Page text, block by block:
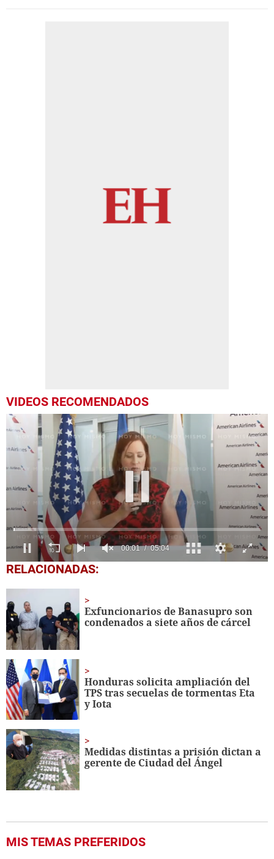
VIDEOS RECOMENDADOS
0
seconds
minutes,
4
seconds
RELACIONADAS:
Exfuncionarios de Banasupro son
condenados a siete años de cárcel
Honduras solicita ampliación del
TPS tras secuelas de tormentas Eta
y Iota
Medidas distintas a prisión dictan a
gerente de Ciudad del Ángel
MIS TEMAS PREFERIDOS